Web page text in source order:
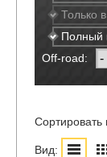
Только
Полный
Off-road:
Сортировать
Вид: